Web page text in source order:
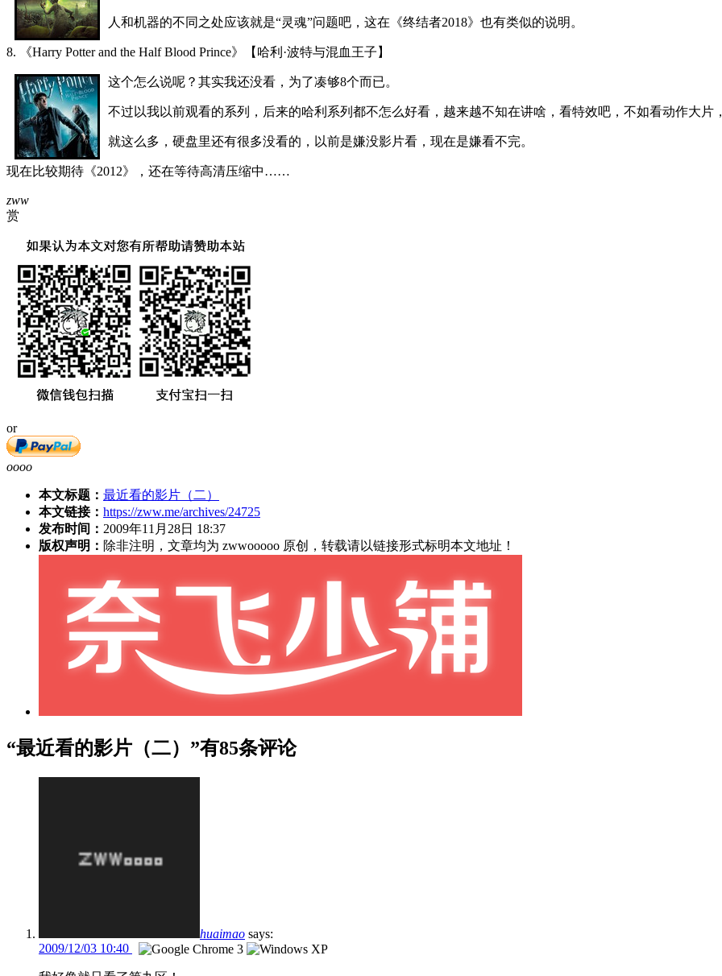
人和机器的不同之处应该就是“灵魂”问题吧，这在《终结者2018》也有类似的说明。
8. 《Harry Potter and the Half Blood Prince》【哈利·波特与混血王子】
这个怎么说呢？其实我还没看，为了凑够8个而已。
不过以我以前观看的系列，后来的哈利系列都不怎么好看，越来越不知在讲啥，看特效吧，不如看动作大片
就这么多，硬盘里还有很多没看的，以前是嫌没影片看，现在是嫌看不完。
现在比较期待《2012》，还在等待高清压缩中……
zww
赏
or
oooo
本文标题： 最近看的影片（二）
本文链接： https://zww.me/archives/24725
发布时间： 2009年11月28日 18:37
版权声明： 除非注明，文章均为 zwwooooo 原创，转载请以链接形式标明本文地址！
“最近看的影片（二）”有85条评论
huaimao says:
2009/12/03 10:40